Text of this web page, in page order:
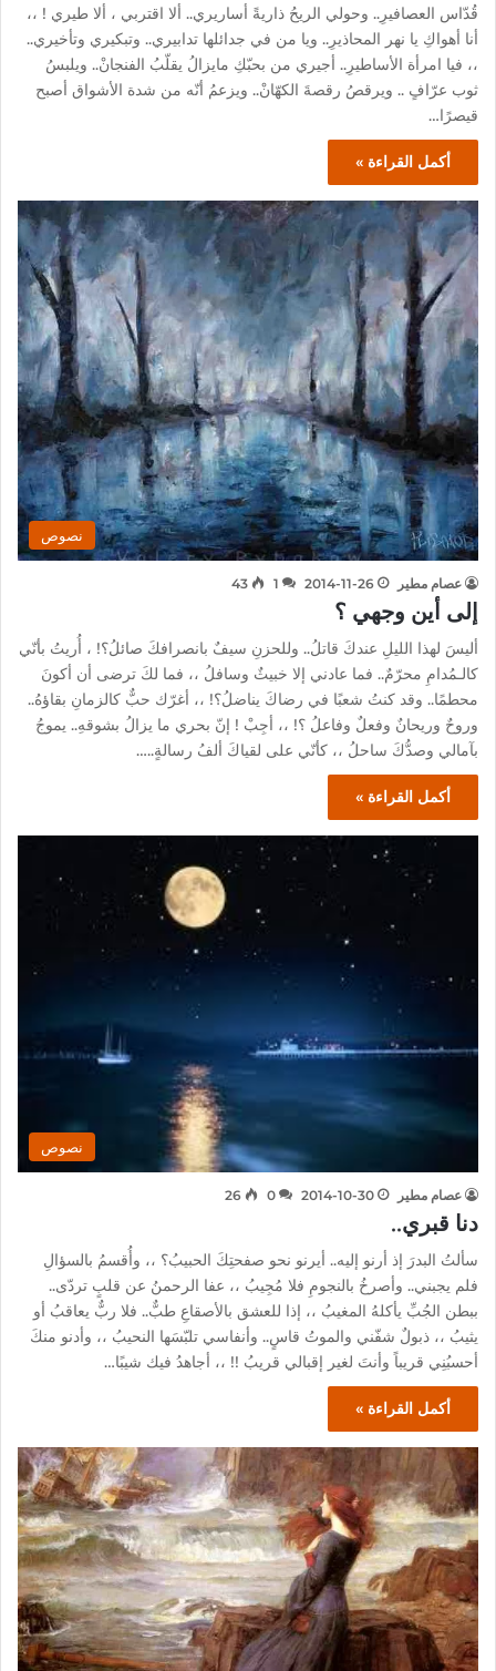
قُدّاس العصافيرِ.. وحولي الريحُ ذاريةً أساريري.. ألا اقتربي ، ألا طيري ! ،،
أنا أهواكِ يا نهر المحاذيرِ.. ويا من في جدائلها تدابيري.. وتبكيري وتأخيري..
،، فيا امرأة الأساطيرِ.. أجيري من بحبّكِ مايزالُ يقلّبُ الفنجانْ.. ويلبسُ
ثوب عرّافٍ .. ويرقصُ رقصةَ الكهّانْ.. ويزعمُ أنّه من شدة الأشواق أصبح
قيصرًا…
أكمل القراءة »
نصوص
عصام مطير 2014-11-26
1
43
إلى أين وجهي ؟
أليسَ لهذا الليلِ عندكَ قاتلُ.. وللحزنِ سيفٌ بانصرافكَ صائلُ؟! ، أُريتُ بأنّي
كالـمُدامِ محرّمٌ.. فما عادني إلا خبيثٌ وسافلُ ،، فما لكَ ترضى أن أكونَ
محطمًا.. وقد كنتُ شعبًا في رضاكَ يناضلُ؟! ،، أغرّك حبٌّ كالزمانِ بقاؤهُ..
وروحٌ وريحانٌ وفعلٌ وفاعلُ ؟! ،، أجِبْ ! إنّ بحري ما يزالُ بشوقهِ.. يموجُ
بآمالي وصدُّكَ ساحلُ ،، كأنّي على لقياكَ ألفُ رسالةٍ..…
أكمل القراءة »
نصوص
عصام مطير 2014-10-30
0
26
دنا قبري..
سألتُ البدرَ إذ أرنو إليه.. أيرنو نحو صفحتِكَ الحبيبُ؟ ،، وأُقسمُ بالسؤالِ
فلم يجبني.. وأصرخُ بالنجومِ فلا مُجِيبُ ،، عفا الرحمنُ عن قلبٍ تردّى..
ببطن الجُبِّ يأكلهُ المغيبُ ،، إذا للعشق بالأصقاعِ طبٌّ.. فلا ربٌّ يعاقبُ أو
يثيبُ ،، ذبولٌ شفّني والموتُ قاسٍ.. وأنفاسي تلبّسَها النحيبُ ،، وأدنو منكَ
أحسبُنِي قريباً وأنتَ لغير إقبالي قريبُ !! ،، أجاهدُ فيك شيبًا…
أكمل القراءة »